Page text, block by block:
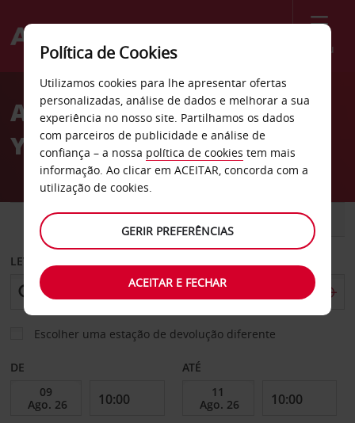
Menu
Welcome
AvisAluguer de carros South
Yarra
CARRO COMERCIAIS
LEVANTAR EM
Escolher uma estação de devolução diferente
DE ATÉ
Política de Cookies
Utilizamos cookies para lhe apresentar ofertas
personalizadas, análise de dados e melhorar a sua
experiência no nosso site. Partilhamos os dados
com parceiros de publicidade e análise de
confiança – a nossa política de cookies tem mais
informação. Ao clicar em ACEITAR, concorda com a
utilização de cookies.
GERIR PREFERÊNCIAS
ACEITAR E FECHAR